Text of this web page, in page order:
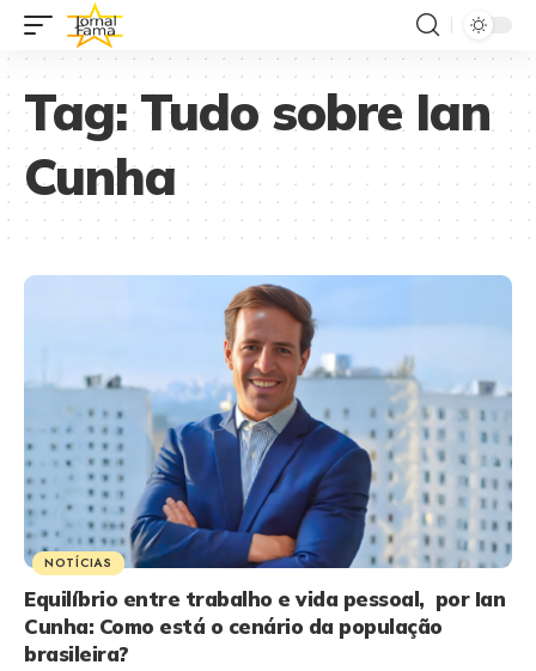
Tag:Tudo sobre Ian
Cunha
NOTÍCIAS
Equilíbrio entre trabalho e vida pessoal, por Ian
Cunha: Como está o cenário da população
brasileira?